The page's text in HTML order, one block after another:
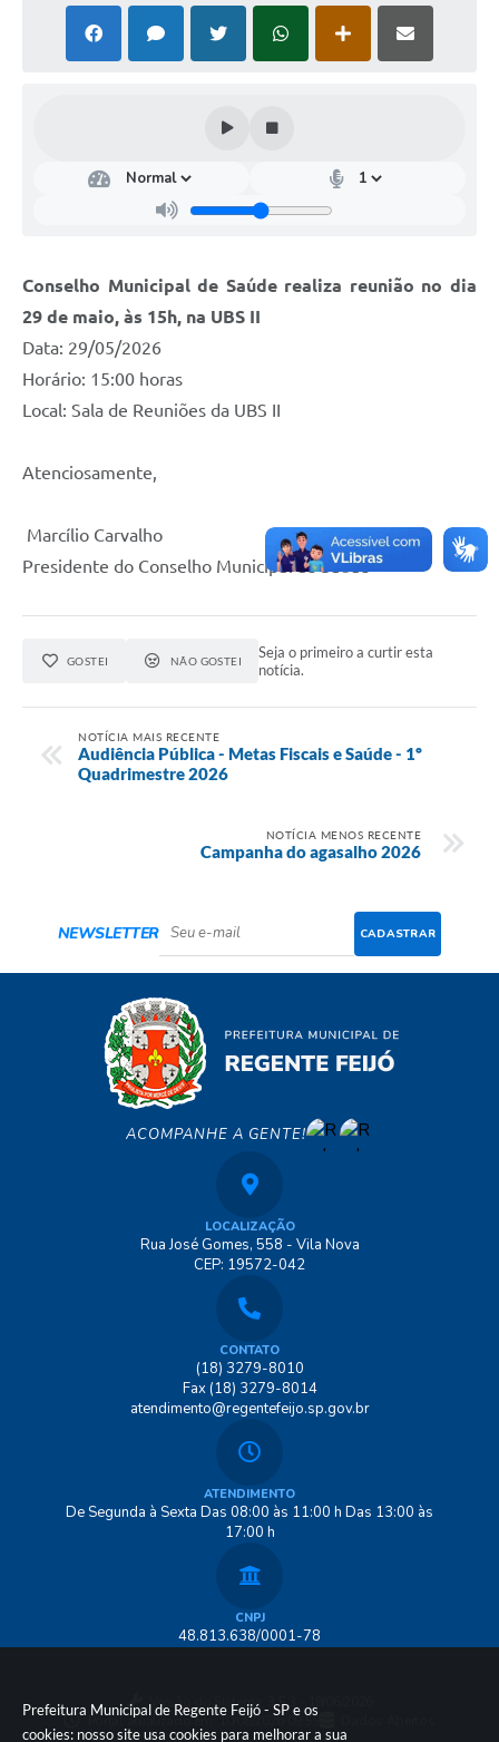
Prefeitura Municipal de Regente Feijó - SP e os
cookies: nosso site usa cookies para melhorar a sua
Conselho Municipal de Saúde realiza reunião no dia
29 de maio, às 15h, na UBS II
Data: 29/05/2026
Horário: 15:00 horas
Local: Sala de Reuniões da UBS II
Atenciosamente,
Marcílio Carvalho
Presidente do Conselho Municipal de Saúde
GOSTEI NÃO GOSTEI
Seja o primeiro a curtir esta
notícia.
NOTÍCIA MAIS RECENTE
Audiência Pública - Metas Fiscais e Saúde - 1º
Quadrimestre 2026
NOTÍCIA MENOS RECENTE
Campanha do agasalho 2026
NEWSLETTER CADASTRAR
ACOMPANHE A GENTE!
LOCALIZAÇÃO
Rua José Gomes, 558 - Vila Nova
CEP: 19572-042
CONTATO
(18) 3279-8010
Fax (18) 3279-8014
atendimento@regentefeijo.sp.gov.br
ATENDIMENTO
De Segunda à Sexta Das 08:00 às 11:00 h Das 13:00 às
17:00 h
CNPJ
48.813.638/0001-78
Versão do Sistema:
3.5.3 - 19/06/2026
Portal atualizado em:10/08/2026 09:59